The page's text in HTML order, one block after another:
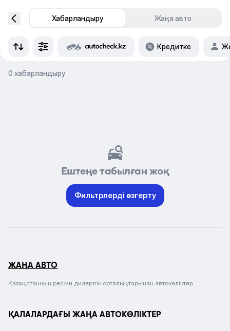
Хабарландыру Жаңа авто
Кредитке
0 хабарландыру
Ештеңе табылған жоқ
Фильтрлерді өзгерту
ЖАҢА АВТО
Қазақстанның ресми дилерлік орталықтарынан автокөліктер
ҚАЛАЛАРДАҒЫ ЖАҢА АВТОКӨЛІКТЕР